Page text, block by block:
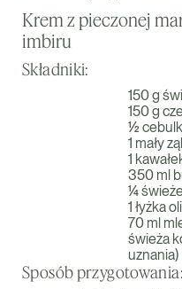
Krem z pieczonej
imbiru
Składniki:
150 g
150 g
½
1 mały
1
350 ml
¼
1 łyżka
70 ml
świeża
uznania)
Sposób przygotowania: